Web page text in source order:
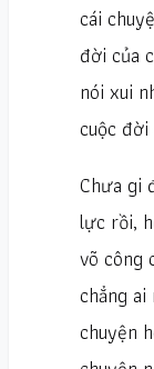
cái
đời của
nói xui
cuộc
Chưa gi
lực rồi,
võ công
chẳng
chuyện